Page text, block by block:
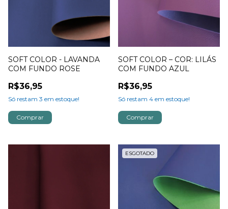
SOFT COLOR - LAVANDA
COM FUNDO ROSE
R$36,95
Só restam 3 em estoque!
SOFT COLOR – COR: LILÁS
COM FUNDO AZUL
R$36,95
Só restam 4 em estoque!
ESGOTADO